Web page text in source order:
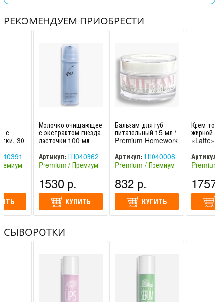
РЕКОМЕНДУЕМ ПРИОБРЕСТИ
с
30
/
Молочко очищающее
с экстрактом гнезда
ласточки 100 мл
Swallow Milk
Премиум / Premium
Homewor
Артикул: ГП040362
Premium / Премиум
1530 р.
КУПИТЬ
Бальзам для губ
питательный 15 мл /
Premium Homework
Артикул: ГП040008
Premium / Премиум
832 р.
КУПИТЬ
Крем
жирной
«Latte»
Velvet
Артикул:
СЫВОРОТКИ